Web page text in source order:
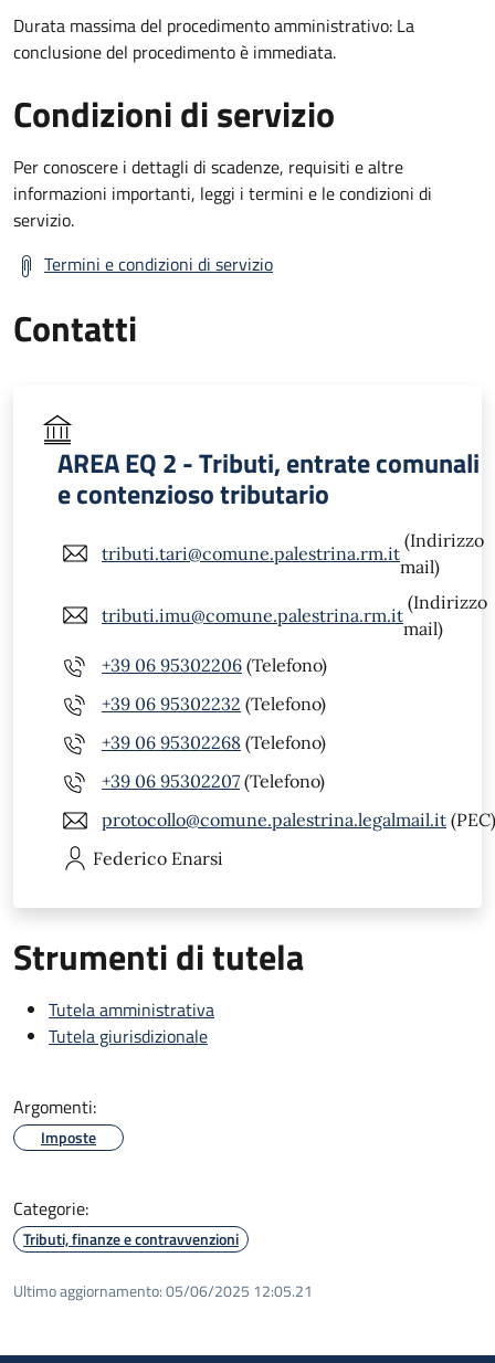
Durata massima del procedimento amministrativo: La
conclusione del procedimento è immediata.
Condizioni di servizio
Per conoscere i dettagli di scadenze, requisiti e altre
informazioni importanti, leggi i termini e le condizioni di
servizio.
Termini e condizioni di servizio
Contatti
AREA EQ 2 - Tributi, entrate comunali
e contenzioso tributario
tributi.tari@comune.palestrina.rm.it
(Indirizzo
mail)
tributi.imu@comune.palestrina.rm.it
(Indirizzo
mail)
+39 06 95302206 (Telefono)
+39 06 95302232 (Telefono)
+39 06 95302268 (Telefono)
+39 06 95302207 (Telefono)
protocollo@comune.palestrina.legalmail.it (PEC)
Federico Enarsi
Strumenti di tutela
Tutela amministrativa
Tutela giurisdizionale
Argomenti:
Imposte
Categorie:
Tributi, finanze e contravvenzioni
Ultimo aggiornamento:05/06/2025 12:05.21